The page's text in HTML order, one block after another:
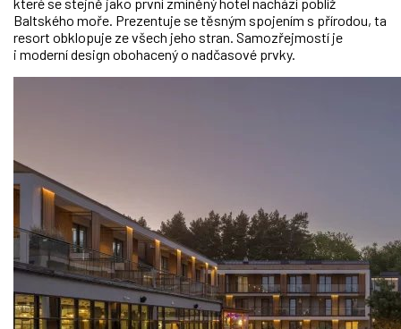
Baltského moře. Prezentuje se těsným spojením s přírodou, ta
resort obklopuje ze všech jeho stran. Samozřejmostí je
i moderní design obohacený o nadčasové prvky.